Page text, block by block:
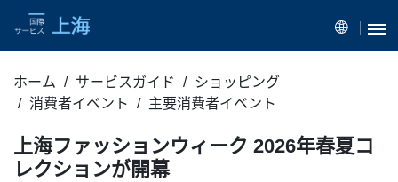
ホーム サービスガイド
ショッピング
消費者イベント
主要消費者イベント
上海ファッションウィーク 2026年春夏コ
レクションが開幕